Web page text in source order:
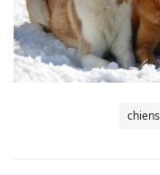
chiens